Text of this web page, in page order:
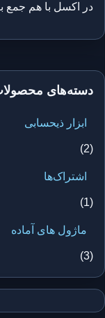
در اکسل با هم جمع
دسته‌های
ابزار ذیحسابی
(2)
اشتراک‌ها
(1)
ماژول های آماده
(3)